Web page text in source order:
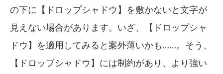
の下に【ドロップシャドウ】を敷かないと文字が
見えない場合があります。いざ、【ドロップシャ
ドウ】を適用してみると案外薄いかも……。そう、
【ドロップシャドウ】には制約があり、より強い